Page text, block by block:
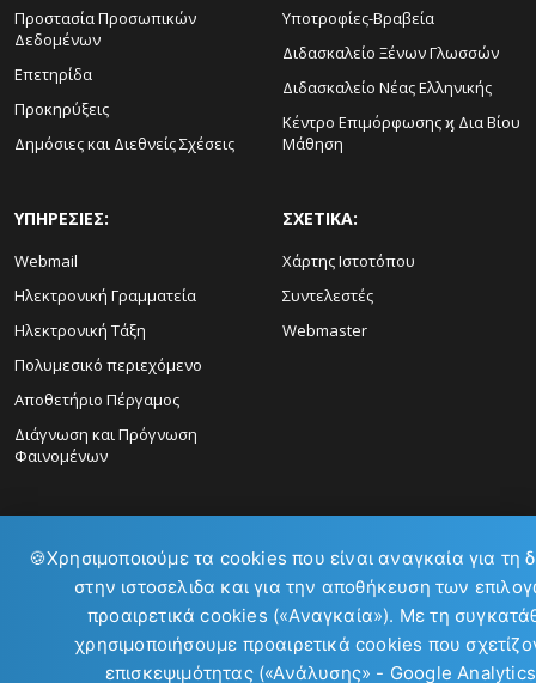
Προστασία Προσωπικών
Δεδομένων
Επετηρίδα
Προκηρύξεις
Δημόσιες και Διεθνείς Σχέσεις
Υποτροφίες-Βραβεία
Διδασκαλείο Ξένων Γλωσσών
Διδασκαλείο Νέας Ελληνικής
Κέντρο Επιμόρφωσης ϗ Δια Βίου
Μάθηση
ΥΠΗΡΕΣΙΕΣ:
Webmail
Ηλεκτρονική Γραμματεία
Ηλεκτρονική Τάξη
Πολυμεσικό περιεχόμενο
Αποθετήριο Πέργαμος
Διάγνωση και Πρόγνωση
Φαινομένων
ΣΧΕΤΙΚΑ:
Χάρτης Ιστοτόπου
Συντελεστές
Webmaster
ΕΠΙΚΟΙΝΩΝΙΑ:
🍪Χρησιμοποιούμε τα cookies που είναι αναγκαία για τη
στην ιστοσελιδα και για την αποθήκευση των
προαιρετικά cookies («Αναγκαία»). Με τη
χρησιμοποιήσουμε προαιρετικά cookies που
επισκεψιμότητας («Ανάλυσης» - Google